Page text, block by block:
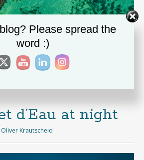
dronestagram
d’Eau at night
Oliver Krautscheid
Please spread the
word :)